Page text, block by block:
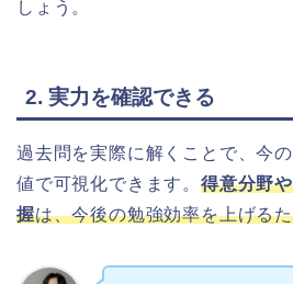
しょう。
2. 実力を確認できる
過去問を実際に解くことで、今
値で可視化できます。 得意分野
握は、今後の勉強効率を上げる